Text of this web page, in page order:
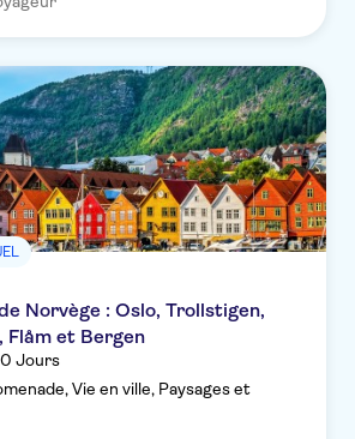
Norvège : Oslo, Trollstigen,
et Bergen
Jours
Vie en ville, Paysages et